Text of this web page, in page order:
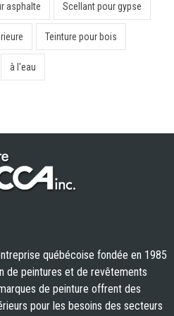
asphalte Scellant pour gypse
Teinture pour bois
à l'eau
québécoise fondée en 1985
de peintures et de revêtements
de peinture offrent des
pour les besoins des secteurs